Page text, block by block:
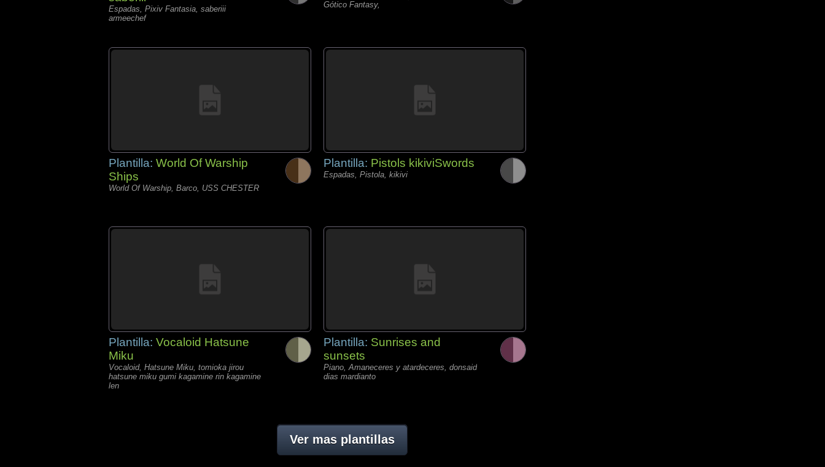
Espadas, Pixiv Fantasia, saberiii
armeechef
Gótico Fantasy,
Plantilla: World Of Warship
Ships
World Of Warship, Barco, USS CHESTER
Plantilla: Pistols kikiviSwords
Espadas, Pistola, kikivi
Plantilla: Vocaloid Hatsune
Miku
Vocaloid, Hatsune Miku, tomioka jirou
hatsune miku gumi kagamine rin kagamine
len
Plantilla: Sunrises and
sunsets
Piano, Amaneceres y atardeceres, donsaid
dias mardianto
Ver mas plantillas